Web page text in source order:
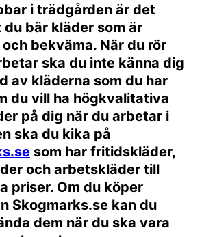
i trädgården är det
bär kläder som är
bekväma. När du rör
ska du inte känna dig
av kläderna som du har
du vill ha högkvalitativa
på dig när du arbetar i
ska du kika på
som har fritidskläder,
och arbetskläder till
priser. Om du köper
Skogmarks.se kan du
dem när du ska vara